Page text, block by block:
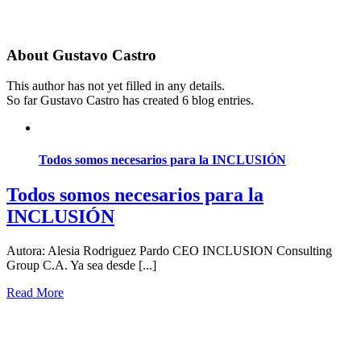
About Gustavo Castro
This author has not yet filled in any details.
So far Gustavo Castro has created 6 blog entries.
Todos somos necesarios para la INCLUSIÓN
Todos somos necesarios para la
INCLUSIÓN
Autora: Alesia Rodriguez Pardo CEO INCLUSION Consulting
Group C.A. Ya sea desde [...]
Read More